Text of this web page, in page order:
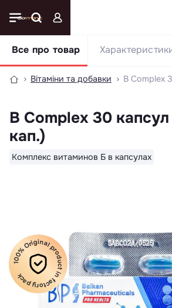
Вітаміни та добавки B Complex
B Complex 30 капсул
кап.)
Комплекс витаминов Б в капсулах
Все про товар
100% Original product in factory pack